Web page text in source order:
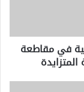
في مقاطعة